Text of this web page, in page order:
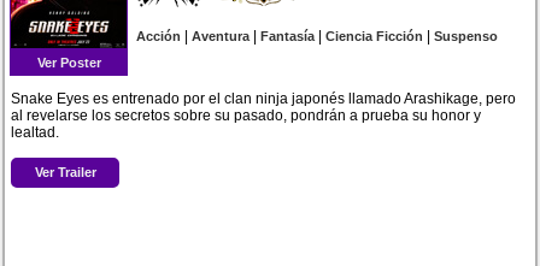
Ver Poster
Acción |Aventura|Fantasía|Ciencia Ficción |Suspenso
Snake Eyes es entrenado por el clan ninja japonés llamado Arashikage, pero
al revelarse los secretos sobre su pasado, pondrán a prueba su honor y
lealtad.
Ver Trailer